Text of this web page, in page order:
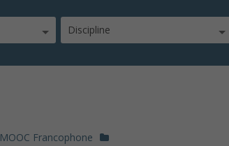
Discipline
MOOC Francophone